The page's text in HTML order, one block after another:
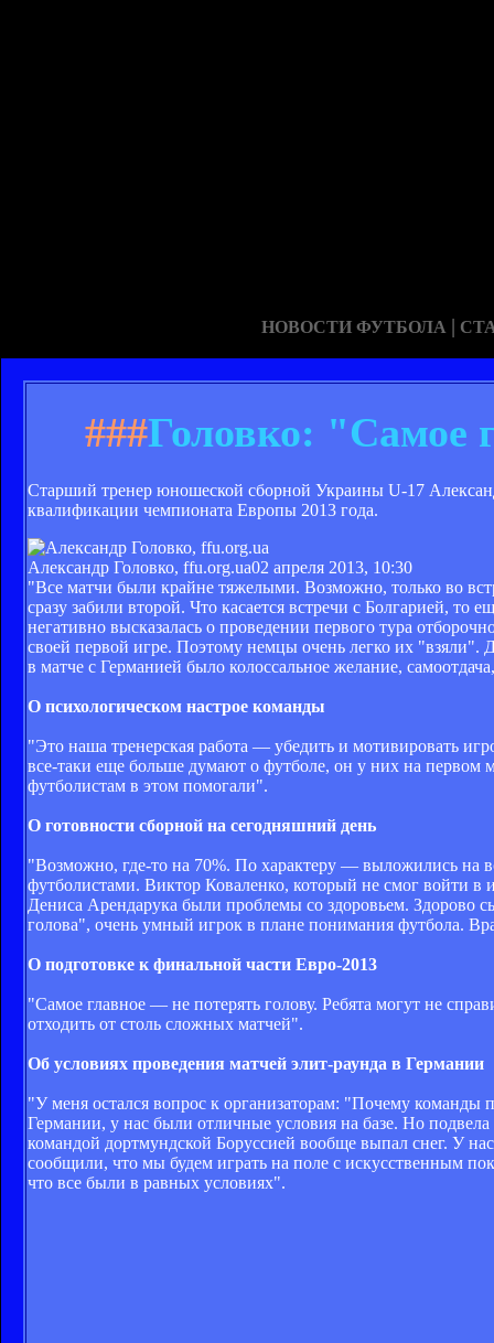
НОВОСТИ ФУТБОЛА |
###Головко: "Самое
Старший тренер юношеской сборной Украины U-17
квалификации чемпионата Европы 2013 года.
Александр Головко, ffu.org.ua02 апреля 2013, 10:30
"Все матчи были крайне тяжелыми. Возможно, только во
сразу забили второй. Что касается встречи с Болгарией, то
негативно высказалась о проведении первого тура
своей первой игре. Поэтому немцы очень легко их
в матче с Германией было колоссальное желание,
О психологическом настрое команды
"Это наша тренерская работа — убедить и мотивировать
все-таки еще больше думают о футболе, он у них на первом
футболистам в этом помогали".
О готовности сборной на сегодняшний день
"Возможно, где-то на 70%. По характеру — выложились на
футболистами. Виктор Коваленко, который не смог войти в
Дениса Арендарука были проблемы со здоровьем. Здорово
голова", очень умный игрок в плане понимания футбола.
О подготовке к финальной части Евро-2013
"Самое главное — не потерять голову. Ребята могут не
отходить от столь сложных матчей".
Об условиях проведения матчей элит-раунда в Германии
"У меня остался вопрос к организаторам: "Почему
Германии, у нас были отличные условия на базе. Но
командой дортмундской Боруссией вообще выпал снег. У
сообщили, что мы будем играть на поле с искусственным
что все были в равных условиях".